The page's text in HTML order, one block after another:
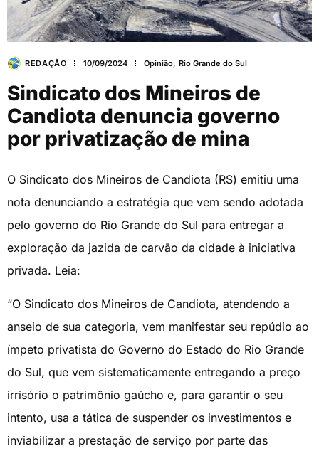
REDAÇÃO 10/09/2024 Opinião, Rio Grande do Sul
Sindicato dos Mineiros de
Candiota denuncia governo
por privatização de mina
O Sindicato dos Mineiros de Candiota (RS) emitiu uma
nota denunciando a estratégia que vem sendo adotada
pelo governo do Rio Grande do Sul para entregar a
exploração da jazida de carvão da cidade à iniciativa
privada. Leia:
“O Sindicato dos Mineiros de Candiota, atendendo a
anseio de sua categoria, vem manifestar seu repúdio ao
ímpeto privatista do Governo do Estado do Rio Grande
do Sul, que vem sistematicamente entregando a preço
irrisório o patrimônio gaúcho e, para garantir o seu
intento, usa a tática de suspender os investimentos e
inviabilizar a prestação de serviço por parte das